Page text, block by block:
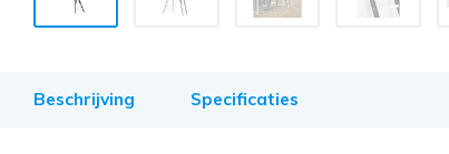
Beschrijving Specificaties